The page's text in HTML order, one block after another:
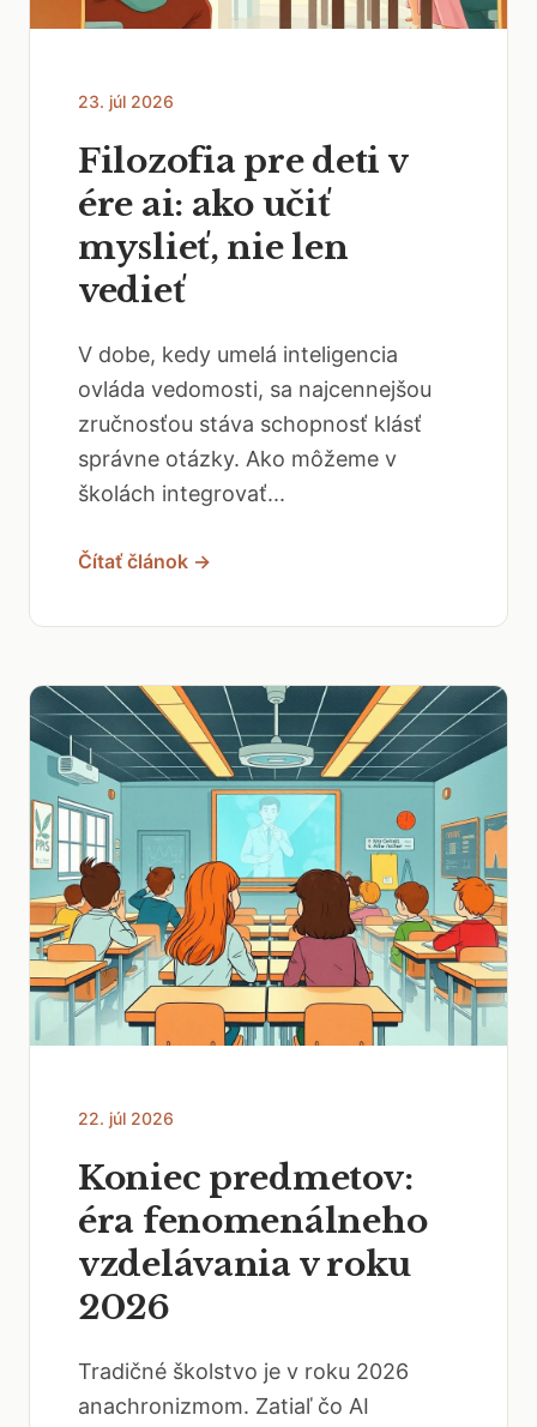
23. júl 2026
Filozofia pre deti v
ére ai: ako učiť
myslieť, nie len
vedieť
V dobe, kedy umelá inteligencia
ovláda vedomosti, sa najcennejšou
zručnosťou stáva schopnosť klásť
správne otázky. Ako môžeme v
školách integrovať...
Čítať článok →
22. júl 2026
Koniec predmetov:
éra fenomenálneho
vzdelávania v roku
2026
Tradičné školstvo je v roku 2026
anachronizmom. Zatiaľ čo AI